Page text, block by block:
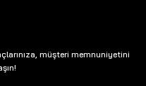
müşteri memnuniyetini